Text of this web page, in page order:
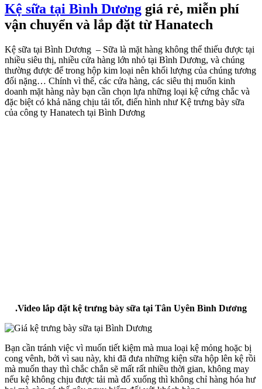
Kệ sữa tại Bình Dương giá rẻ, miễn phí
vận chuyển và lắp đặt từ Hanatech
Kệ sữa tại Bình Dương – Sữa là mặt hàng không thể thiếu được tại
nhiều siêu thị, nhiều cửa hàng lớn nhỏ tại Bình Dương, và chúng
thường được để trong hộp kim loại nên khối lượng của chúng tương
đối nặng… Chính vì thế, các cửa hàng, các siêu thị muốn kinh
doanh mặt hàng này bạn cần chọn lựa những loại kệ cứng chắc và
đặc biệt có khả năng chịu tải tốt, điển hình như Kệ trưng bày sữa
của công ty Hanatech tại Bình Dương
.Video lắp đặt kệ trưng bày sữa tại Tân Uyên Bình Dương
Bạn cần tránh việc vì muốn tiết kiệm mà mua loại kệ mỏng hoặc bị
cong vênh, bởi vì sau này, khi đã đưa những kiện sữa hộp lên kệ rồi
mà muốn thay thì chắc chắn sẽ mất rất nhiều thời gian, không may
nếu kệ không chịu được tải mà đổ xuống thì không chỉ hàng hóa hư